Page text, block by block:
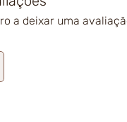
a deixar uma